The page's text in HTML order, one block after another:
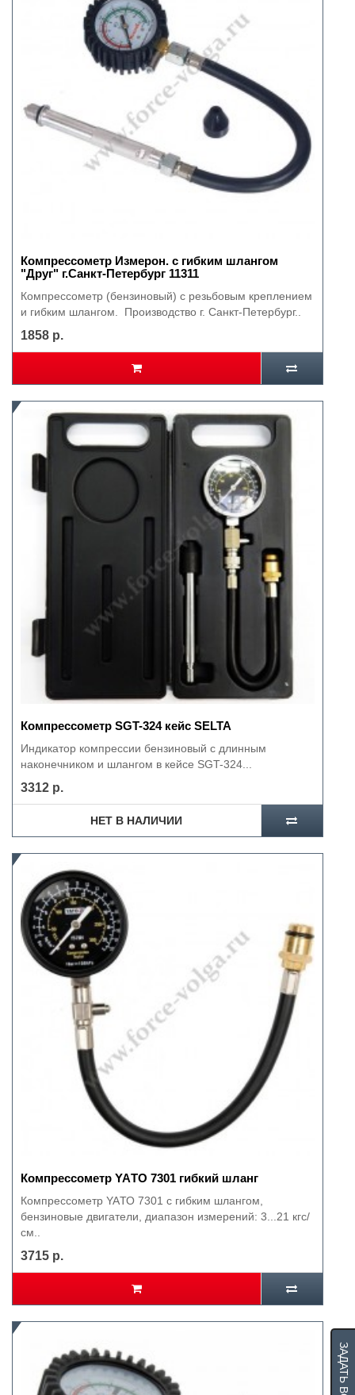
Компрессометр Измерон. с гибким шлангом
"Друг" г.Санкт-Петербург 11311
Компрессометр (бензиновый) с резьбовым креплением
и гибким шлангом. Производство г. Санкт-Петербург..
1858 р.
Компрессометр SGT-324 кейс SELTA
Индикатор компрессии бензиновый с длинным
наконечником и шлангом в кейсе SGT-324...
3312 р.
НЕТ В НАЛИЧИИ
Компрессометр YAТО 7301 гибкий шланг
Компрессометр YAТО 7301 с гибким шлангом,
бензиновые двигатели, диапазон измерений: 3...21 кгс/
см..
3715 р.